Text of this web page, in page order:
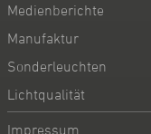
Medienberichte
Manufaktur
Sonderleuchten
Lichtqualität
Impressum